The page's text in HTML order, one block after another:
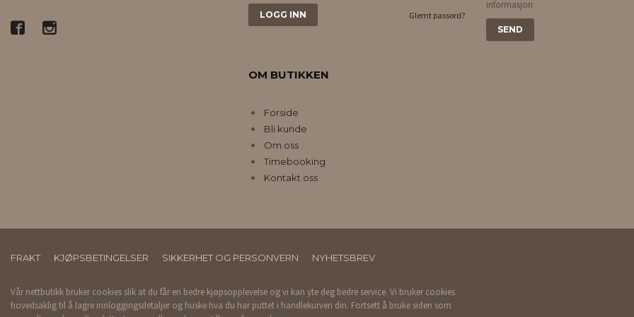
Glemt passord?
OM BUTIKKEN
Forside
Bli kunde
Om oss
Timebooking
Kontakt oss
informasjon
FRAKT KJØPSBETINGELSER SIKKERHET OG PERSONVERN NYHETSBREV
Vår nettbutikk bruker cookies slik at du får en bedre kjøpsopplevelse og vi kan yte deg bedre service. Vi bruker cookies
hovedsaklig til å lagre innloggingsdetaljer og huske hva du har puttet i handlekurven din. Fortsett å bruke siden som